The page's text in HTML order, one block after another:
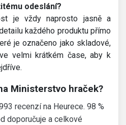
odeslání?
je vždy naprosto jasně a
každého produktu přímo
je označeno jako skladové,
velmi krátkém čase, aby k
Ministerstvo hraček?
recenzí na Heurece. 98 %
doporučuje a celkové